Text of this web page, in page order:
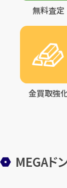
無料査定
金買取強
MEGAド